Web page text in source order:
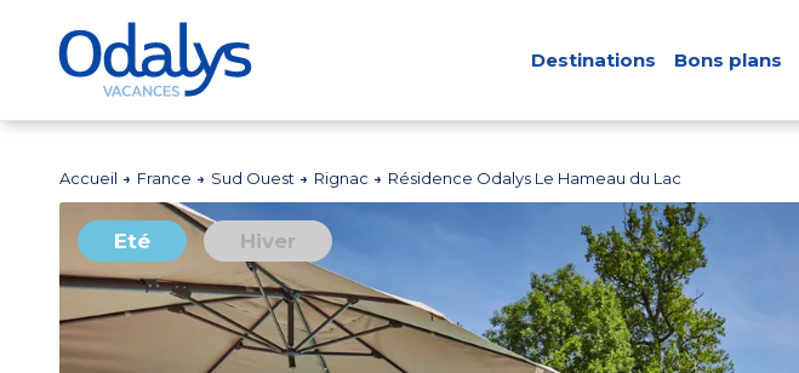
Destinations Bons plans
Accueil France Sud Ouest Rignac Résidence Odalys Le Hameau du Lac
Eté Hiver